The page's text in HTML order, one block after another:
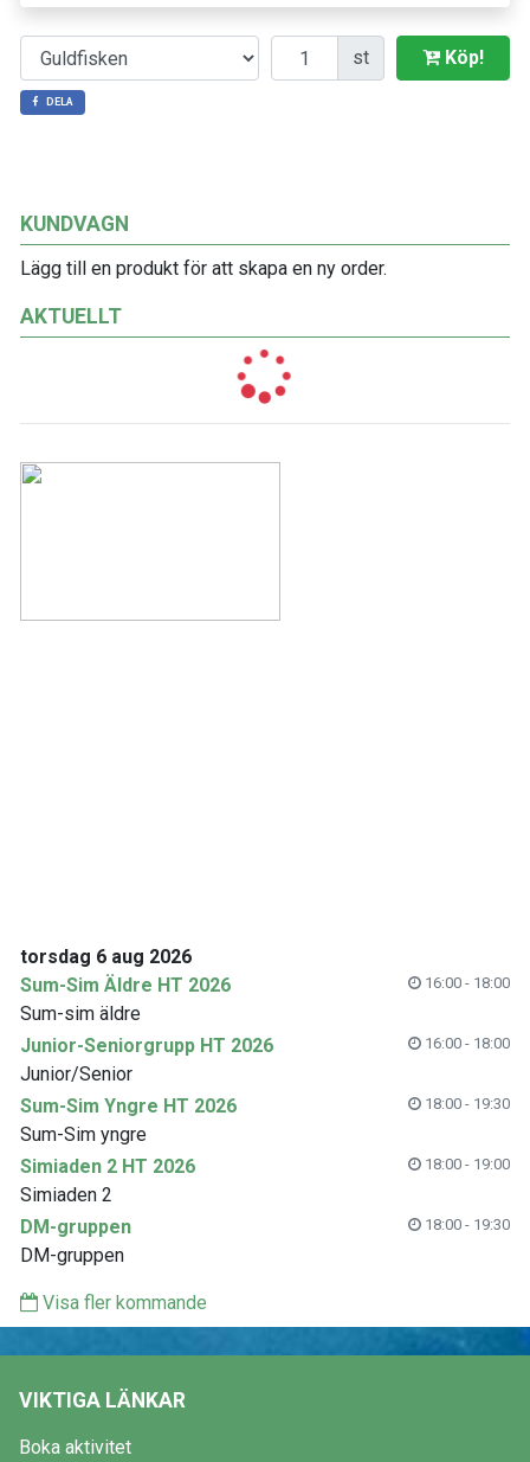
KUNDVAGN
Lägg till en produkt för att skapa en ny order.
AKTUELLT
Antal st Köp!
DELA
torsdag 6 aug 2026
Sum-Sim Äldre HT 2026
16:00 - 18:00
Sum-sim äldre
Junior-Seniorgrupp HT 2026
16:00 - 18:00
Junior/Senior
Sum-Sim Yngre HT 2026
18:00 - 19:30
Sum-Sim yngre
Simiaden 2 HT 2026
18:00 - 19:00
Simiaden 2
DM-gruppen
18:00 - 19:30
DM-gruppen
Visa fler kommande
VIKTIGA LÄNKAR
Boka aktivitet